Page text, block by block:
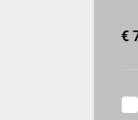
€